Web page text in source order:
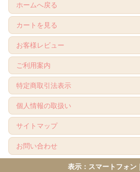
ホームへ戻る
カートを見る
お客様レビュー
ご利用案内
特定商取引法表示
個人情報の取扱い
サイトマップ
お問い合わせ
表示：スマートフォン｜